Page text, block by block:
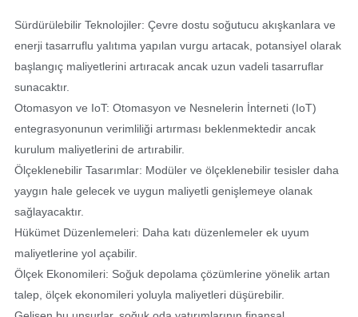
Sürdürülebilir Teknolojiler: Çevre dostu soğutucu akışkanlara ve
enerji tasarruflu yalıtıma yapılan vurgu artacak, potansiyel olarak
başlangıç maliyetlerini artıracak ancak uzun vadeli tasarruflar
sunacaktır.
Otomasyon ve IoT: Otomasyon ve Nesnelerin İnterneti (IoT)
entegrasyonunun verimliliği artırması beklenmektedir ancak
kurulum maliyetlerini de artırabilir.
Ölçeklenebilir Tasarımlar: Modüler ve ölçeklenebilir tesisler daha
yaygın hale gelecek ve uygun maliyetli genişlemeye olanak
sağlayacaktır.
Hükümet Düzenlemeleri: Daha katı düzenlemeler ek uyum
maliyetlerine yol açabilir.
Ölçek Ekonomileri: Soğuk depolama çözümlerine yönelik artan
talep, ölçek ekonomileri yoluyla maliyetleri düşürebilir.